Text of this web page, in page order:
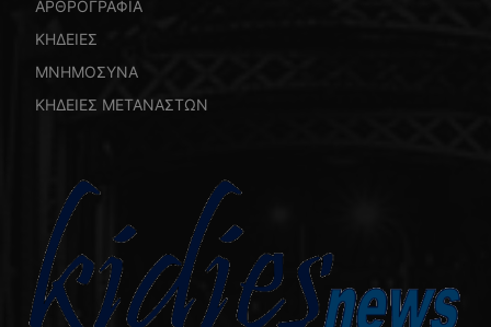
ΑΡΘΡΟΓΡΑΦΙΑ
ΚΗΔΕΙΕΣ
ΜΝΗΜΟΣΥΝΑ
ΚΗΔΕΙΕΣ ΜΕΤΑΝΑΣΤΩΝ